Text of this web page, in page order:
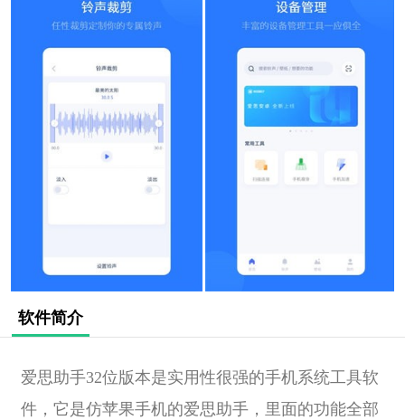
软件简介
爱思助手32位版本是实用性很强的手机系统工具软
件，它是仿苹果手机的爱思助手，里面的功能全部